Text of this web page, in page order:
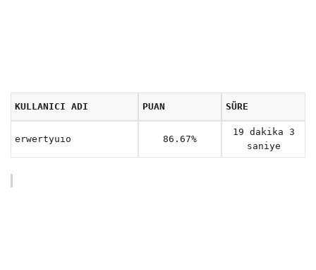
KULLANICI ADI PUAN SÜRE
erwertyuıo 86.67%
19 dakika 3
saniye